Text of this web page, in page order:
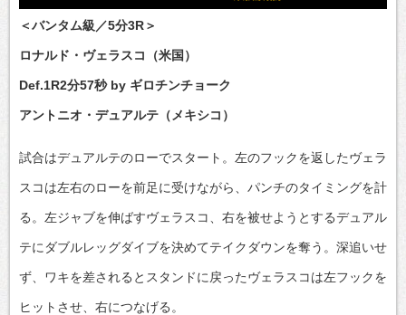
＜バンタム級／5分3R＞
ロナルド・ヴェラスコ（米国）
Def.1R2分57秒 by ギロチンチョーク
アントニオ・デュアルテ（メキシコ）
試合はデュアルテのローでスタート。左のフックを返したヴェラ
スコは左右のローを前足に受けながら、パンチのタイミングを計
る。左ジャブを伸ばすヴェラスコ、右を被せようとするデュアル
テにダブルレッグダイブを決めてテイクダウンを奪う。深追いせ
ず、ワキを差されるとスタンドに戻ったヴェラスコは左フックを
ヒットさせ、右につなげる。